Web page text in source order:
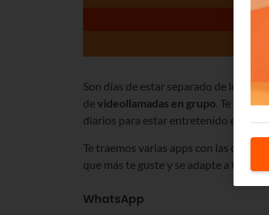
Son días de estar separado de los
devideollamadas en grupo . Te hará
diarios para estar entretenido en casa.
Te traemos varias apps con las que
que más te guste y se adapte a ti.
WhatsApp